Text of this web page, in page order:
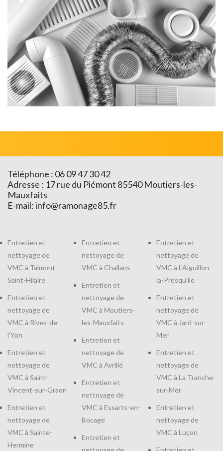
Téléphone : 06 09 47 30 42
Adresse : 17 rue du Piémont 85540 Moutiers-les-
Mauxfaits
E-mail:info@ramonage85.fr
Entretien et
nettoyage de
VMC à Talmont
Saint-Hilaire
Entretien et
nettoyage de
VMC à Rives-de-
l'Yon
Entretien et
nettoyage de
VMC à Saint-
Vincent-sur-Graon
Entretien et
nettoyage de
VMC à Sainte-
Hermine
Entretien et
nettoyage de
VMC à Challans
Entretien et
nettoyage de
VMC à Moutiers-
les-Mauxfaits
Entretien et
nettoyage de
VMC à Avrillé
Entretien et
nettoyage de
VMC à Essarts-en-
Bocage
Entretien et
Entretien et
nettoyage de
VMC à L'Aiguillon-
la-Presqu'île
Entretien et
nettoyage de
VMC à Jard-sur-
Mer
Entretien et
nettoyage de
VMC à La Tranche-
sur-Mer
Entretien et
nettoyage de
VMC à Luçon